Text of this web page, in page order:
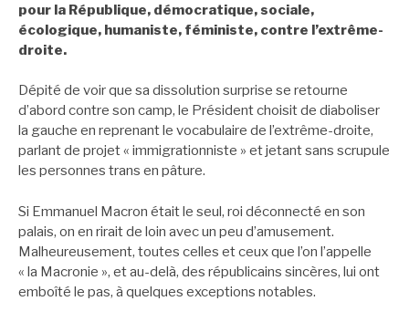
pour la République, démocratique, sociale,
écologique, humaniste, féministe, contre l’extrême-
droite.
Dépité de voir que sa dissolution surprise se retourne
d’abord contre son camp, le Président choisit de diaboliser
la gauche en reprenant le vocabulaire de l’extrême-droite,
parlant de projet « immigrationniste » et jetant sans scrupule
les personnes trans en pâture.
Si Emmanuel Macron était le seul, roi déconnecté en son
palais, on en rirait de loin avec un peu d’amusement.
Malheureusement, toutes celles et ceux que l’on l’appelle
« la Macronie », et au-delà, des républicains sincères, lui ont
emboîté le pas, à quelques exceptions notables.